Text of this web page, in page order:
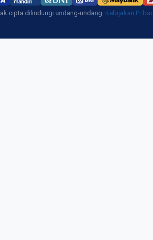
cipta dilindungi undang-undang. Kebijakan